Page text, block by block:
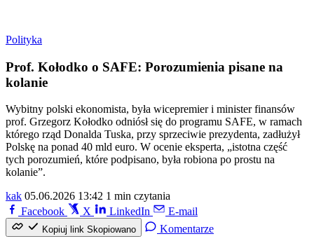
Polityka
Prof. Kołodko o SAFE: Porozumienia pisane na
kolanie
Wybitny polski ekonomista, była wicepremier i minister finansów
prof. Grzegorz Kołodko odniósł się do programu SAFE, w ramach
którego rząd Donalda Tuska, przy sprzeciwie prezydenta, zadłużył
Polskę na ponad 40 mld euro. W ocenie eksperta, „istotna część
tych porozumień, które podpisano, była robiona po prostu na
kolanie”.
kak 05.06.2026 13:42 1 min czytania
Facebook
X LinkedIn E-mail
Kopiuj link Skopiowano Komentarze